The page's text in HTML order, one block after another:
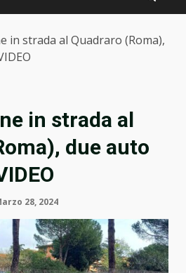
in strada al Quadraro (Roma),
in strada al
due auto
28, 2024